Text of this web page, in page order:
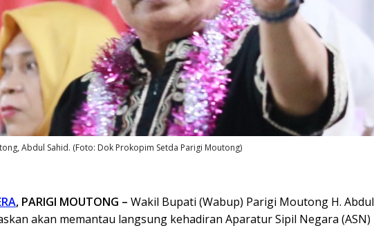
Abdul Sahid. (Foto: Dok Prokopim Setda Parigi Moutong)
, PARIGI MOUTONG – Wakil Bupati (Wabup) Parigi Moutong H. Abdul
akan memantau langsung kehadiran Aparatur Sipil Negara (ASN)